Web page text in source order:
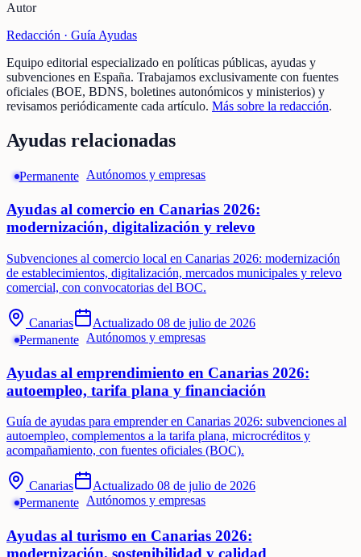
Autor
Redacción · Guía Ayudas
Equipo editorial especializado en políticas públicas, ayudas y
subvenciones en España. Trabajamos exclusivamente con fuentes
oficiales (BOE, BDNS, boletines autonómicos y ministerios) y
revisamos periódicamente cada artículo. Más sobre la redacción.
Ayudas relacionadas
Permanente Autónomos y empresas
Ayudas al comercio en Canarias 2026:
modernización, digitalización y relevo
Subvenciones al comercio local en Canarias 2026: modernización
de establecimientos, digitalización, mercados municipales y relevo
comercial, con convocatorias del BOC.
Canarias Actualizado 08 de julio de 2026
Permanente Autónomos y empresas
Ayudas al emprendimiento en Canarias 2026:
autoempleo, tarifa plana y financiación
Guía de ayudas para emprender en Canarias 2026: subvenciones al
autoempleo, complementos a la tarifa plana, microcréditos y
acompañamiento, con fuentes oficiales (BOC).
Canarias Actualizado 08 de julio de 2026
Permanente Autónomos y empresas
Ayudas al turismo en Canarias 2026:
modernización, sostenibilidad y calidad